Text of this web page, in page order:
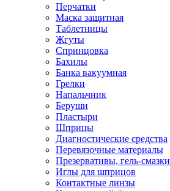
Перчатки
Маска защитная
Таблетницы
Жгуты
Спринцовка
Бахилы
Банка вакуумная
Грелки
Напальчник
Беруши
Пластыри
Шприцы
Диагностические средства
Перевязочные материалы
Презервативы, гель-смазки
Иглы для шприцов
Контактные линзы